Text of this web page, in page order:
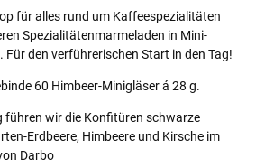
für alles rund um Kaffeespezialitäten
Spezialitätenmarmeladen in Mini-
Für den verführerischen Start in den Tag!
60 Himbeer-Minigläser á 28 g.
führen wir die Konfitüren schwarze
Erdbeere, Himbeere und Kirsche im
Darbo